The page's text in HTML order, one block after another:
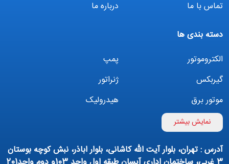
تماس با ما
درباره ما
دسته بندی ها
الکتروموتور
پمپ
گیربکس
ژنراتور
موتور برق
هیدرولیک
اینورتر
تهویه مطبوع
نمایش بیشتر
آدرس : تهران، بلوار آیت الله کاشانی، بلوار اباذر، نبش کوچه بوستان